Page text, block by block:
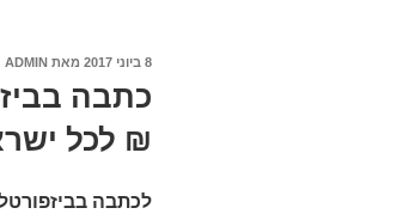
פורסם
8 ביוני 2017 מאת ADMIN
₪ לכל
לכתבה